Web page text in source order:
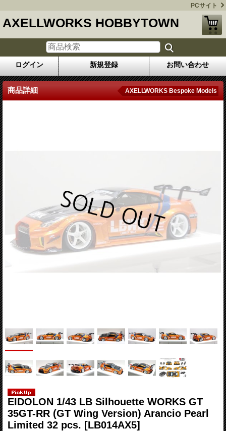
PCサイト
AXELLWORKS HOBBYTOWN
ログイン 新規登録 お問い合わせ
商品詳細 AXELLWORKS Bespoke Models
EIDOLON 1/43 LB Silhouette WORKS GT
35GT-RR (GT Wing Version) Arancio Pearl
Limited 32 pcs. [LB014AX5]